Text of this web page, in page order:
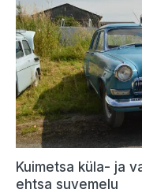
Kuimetsa küla- ja
ehtsa suvemelu